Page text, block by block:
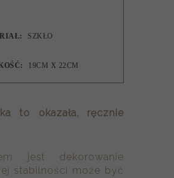
SZKŁO
19CM X 22CM
to okazała, ręcznie
jest dekorowanie
stabilności może być